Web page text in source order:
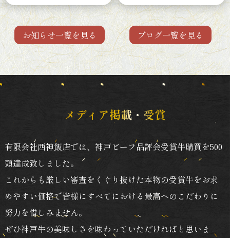
お知らせ一覧を見る ブログ一覧を見る
メディア掲載・受賞
有限会社西神飯店では、神戸ビーフ品評会受賞牛購買を500
頭達成致しました。
これからも厳しい審査をくぐり抜けた本物の受賞牛をお求
めやすい価格で皆様にすべてにおける最高へのこだわりに
努力を惜しみません。
ぜひ神戸牛の美味しさを味わっていただければと思いま